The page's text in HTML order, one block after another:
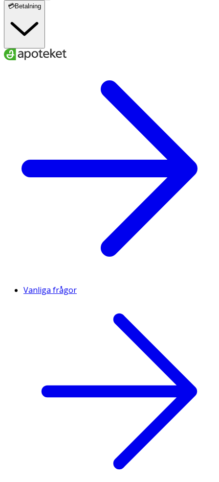
💳Betalning
Vanliga frågor